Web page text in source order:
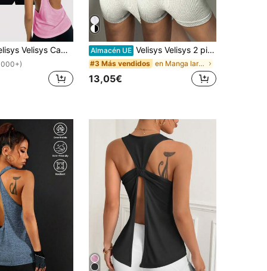
Camiseta deportiva de tirantes con espalda de nadadora de unicolor, verano Almacén UE Velisys Velisys 2 piezas Tops deportivos sin mangas con cuello redondo para mujer, tela jacquard, diseño de espalda cruzada hueca, corte holgado, adecuado para uso casual diario, correr, yoga, gimnasio, tenis y talla grande, primavera/verano
#3 Más vendidos en Manga larga Camisetas y tops deportivos para mu
13,05€